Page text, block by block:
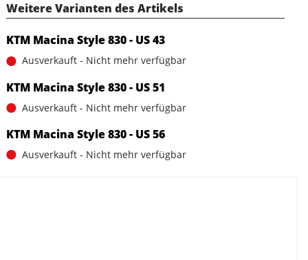
Weitere Varianten des Artikels
KTM Macina Style 830 - US 43
Ausverkauft - Nicht mehr verfügbar
KTM Macina Style 830 - US 51
Ausverkauft - Nicht mehr verfügbar
KTM Macina Style 830 - US 56
Ausverkauft - Nicht mehr verfügbar